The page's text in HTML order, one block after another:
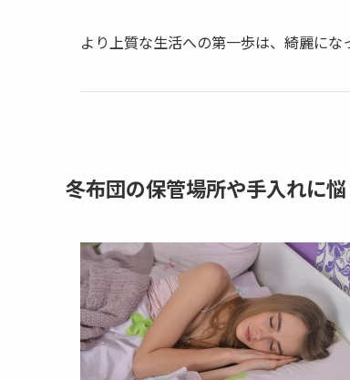
より上質な生活への第一歩は、綺麗にな
冬布団の保管場所や手入れに